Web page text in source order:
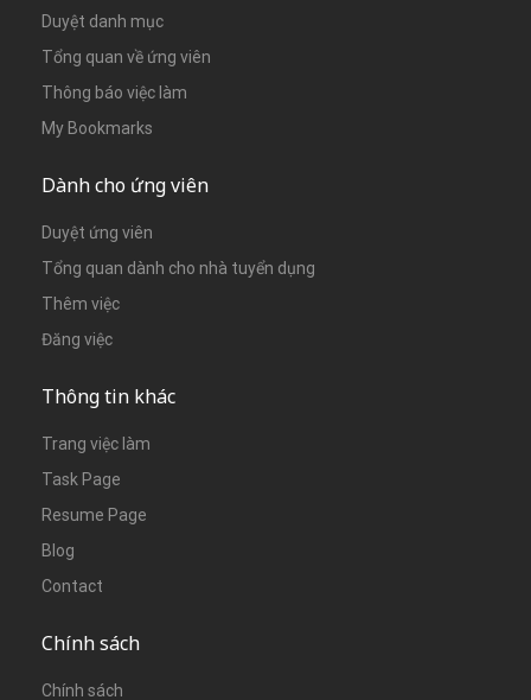
Duyệt danh mục
Tổng quan về ứng viên
Thông báo việc làm
My Bookmarks
Dành cho ứng viên
Duyệt ứng viên
Tổng quan dành cho nhà tuyển dụng
Thêm việc
Đăng việc
Thông tin khác
Trang việc làm
Task Page
Resume Page
Blog
Contact
Chính sách
Chính sách